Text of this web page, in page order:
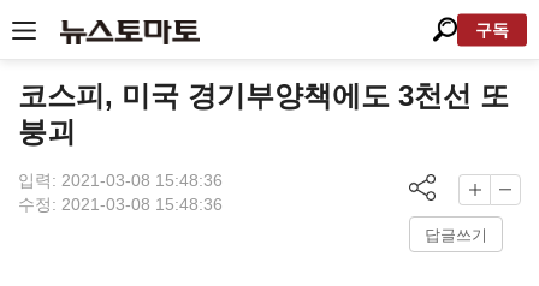
구독
코스피, 미국 경기부양책에도 3천선 또
붕괴
입력: 2021-03-08 15:48:36
수정: 2021-03-08 15:48:36
답글쓰기